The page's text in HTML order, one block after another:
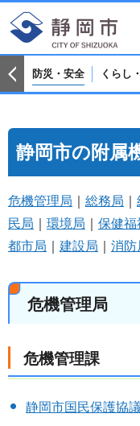
防災・安全 くらし
静岡市の附属
危機管理局 総務局
民局
環境局 保健福
都市局
建設局 消防
危機管理局
危機管理課
静岡市国民保護協